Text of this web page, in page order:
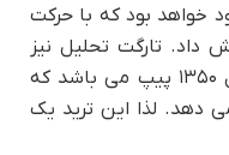
ورود خواهد بود که با حرکت
داد. تارگت تحلیل نیز
همانطور که بیان شد در مرحله اول ۱۳۵۰ پیپ می باشد که
دهد. لذا این ترید یک